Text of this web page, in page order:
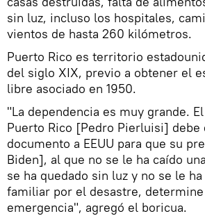
sin luz, incluso los hospitales,
vientos de hasta 260 kilómetros.
Puerto Rico es territorio
del siglo XIX, previo a obtener el
libre asociado en 1950.
"La dependencia es muy grande.
Puerto Rico [Pedro Pierluisi] debe
documento a EEUU para que su
Biden], al que no se le ha caído
se ha quedado sin luz y no se le
familiar por el desastre, determine
emergencia", agregó el boricua.